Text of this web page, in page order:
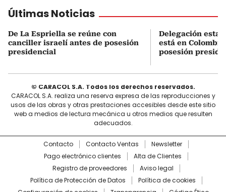
Últimas Noticias
De La Espriella se reúne con
canciller israelí antes de posesión
presidencial
Delegación
está en
posesión
© CARACOL S.A. Todos los derechos reservados.
CARACOL S.A. realiza una reserva expresa de las reproducciones y
usos de las obras y otras prestaciones accesibles desde este sitio
web a medios de lectura mecánica u otros medios que resulten
adecuados.
Contacto Contacto Ventas
Newsletter
Pago electrónico clientes
Alta de Clientes
Registro de proveedores
Aviso legal
Política de Protección de Datos
Política de cookies